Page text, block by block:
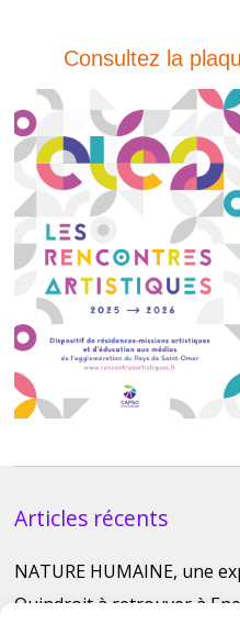
Consultez la
Articles récents
NATURE HUMAINE, une
Quindroit à retrouver à